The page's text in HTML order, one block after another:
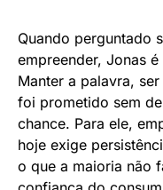
Quando perguntado
empreender, Jonas
Manter a palavra,
foi prometido sem
chance. Para ele,
hoje exige
o que a maioria não